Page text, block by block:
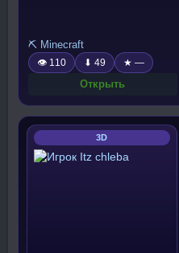
⛏️ Minecraft
👁 110 ⬇ 49 ★ —
Открыть
3D